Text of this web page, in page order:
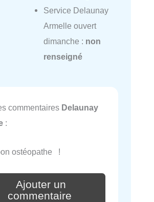
Service Delaunay
Armelle ouvert
dimanche : non
renseigné
commentaires Delaunay
:
ostéopathe !
Ajouter un
commentaire